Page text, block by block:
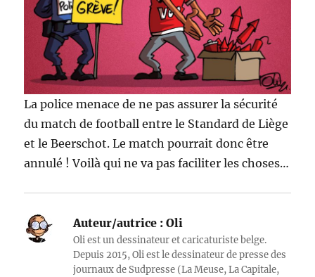
La police menace de ne pas assurer la sécurité
du match de football entre le Standard de Liège
et le Beerschot. Le match pourrait donc être
annulé ! Voilà qui ne va pas faciliter les choses…
Auteur/autrice : Oli
Oli est un dessinateur et caricaturiste belge.
Depuis 2015, Oli est le dessinateur de presse des
journaux de Sudpresse (La Meuse, La Capitale,